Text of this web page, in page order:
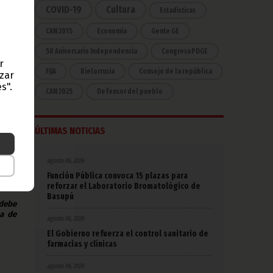
a
la
de
la
de
COVID-19 Cultura Estadísticas
CAN 2015 Economía Gente GE
50 Aniversario Independencia CongresoPDGE
FIJA Bielorrusia Consejo de la república
CAN 2025 Defensor del pueblo
ÚLTIMAS NOTICIAS
agosto 06, 2026
Función Pública convoca 15 plazas para
reforzar el Laboratorio Bromatológico de
Basupú
agosto 06, 2026
El Gobierno refuerza el control sanitario de
farmacias y clínicas
agosto 06, 2026